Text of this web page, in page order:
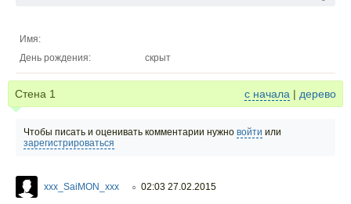
Имя:
День рождения:
скрыт
Стена 1 с начала | дерево
Чтобы писать и оценивать комментарии нужно войти или
зарегистрироваться
xxx_SaiMON_xxx ○ 02:03 27.02.2015